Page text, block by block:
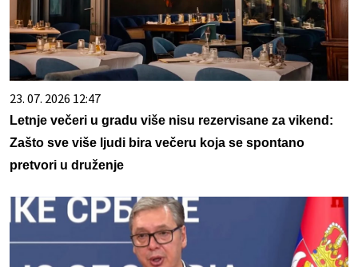
23. 07. 2026 12:47
Letnje večeri u gradu više nisu rezervisane za vikend:
Zašto sve više ljudi bira večeru koja se spontano
pretvori u druženje